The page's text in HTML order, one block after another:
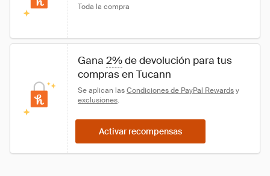
Toda la compra
Gana 2% de devolución para tus
compras en Tucann
Se aplican las Condiciones de PayPal Rewards y
exclusiones.
Activar recompensas